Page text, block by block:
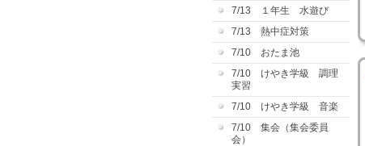
7/13 １年生 水遊び
7/13 熱中症対策
7/10 おたま池
7/10 けやき学級 調理
実習
7/10 けやき学級 音楽
7/10 集会（集会委員
会）